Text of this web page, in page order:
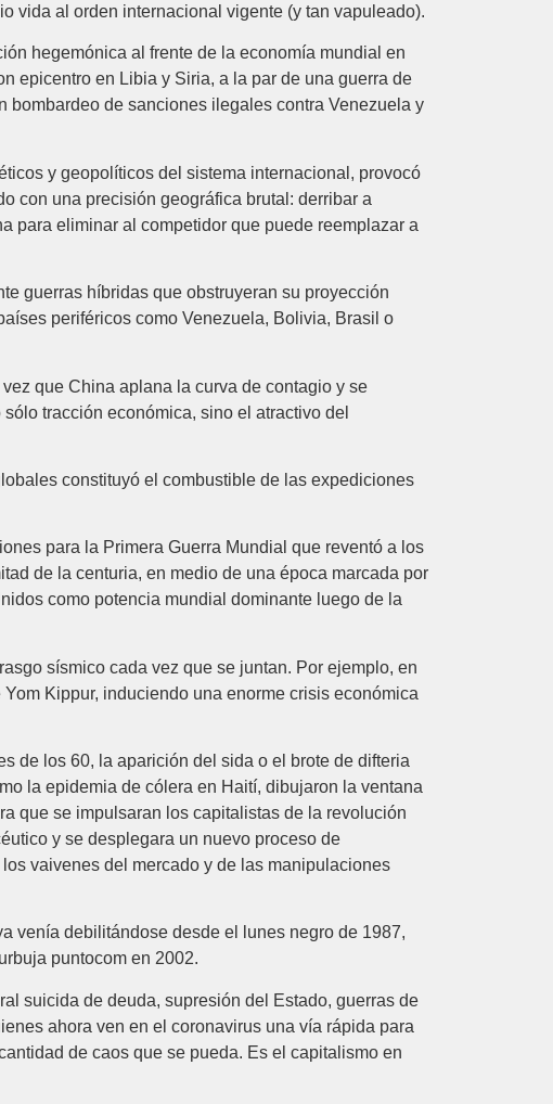
vida al orden internacional vigente (y tan vapuleado).
hegemónica al frente de la economía mundial en
epicentro en Libia y Siria, a la par de una guerra de
bombardeo de sanciones ilegales contra Venezuela y
y geopolíticos del sistema internacional, provocó
con una precisión geográfica brutal: derribar a
para eliminar al competidor que puede reemplazar a
guerras híbridas que obstruyeran su proyección
periféricos como Venezuela, Bolivia, Brasil o
que China aplana la curva de contagio y se
tracción económica, sino el atractivo del
constituyó el combustible de las expediciones
para la Primera Guerra Mundial que reventó a los
de la centuria, en medio de una época marcada por
como potencia mundial dominante luego de la
sísmico cada vez que se juntan. Por ejemplo, en
Kippur, induciendo una enorme crisis económica
de los 60, la aparición del sida o el brote de difteria
la epidemia de cólera en Haití, dibujaron la ventana
que se impulsaran los capitalistas de la revolución
y se desplegara un nuevo proceso de
vaivenes del mercado y de las manipulaciones
venía debilitándose desde el lunes negro de 1987,
puntocom en 2002.
suicida de deuda, supresión del Estado, guerras de
ahora ven en el coronavirus una vía rápida para
de caos que se pueda. Es el capitalismo en